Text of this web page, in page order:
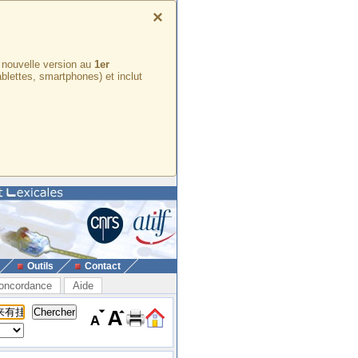
×
version au 1er
smartphones) et inclut
Outils Contact
Aide